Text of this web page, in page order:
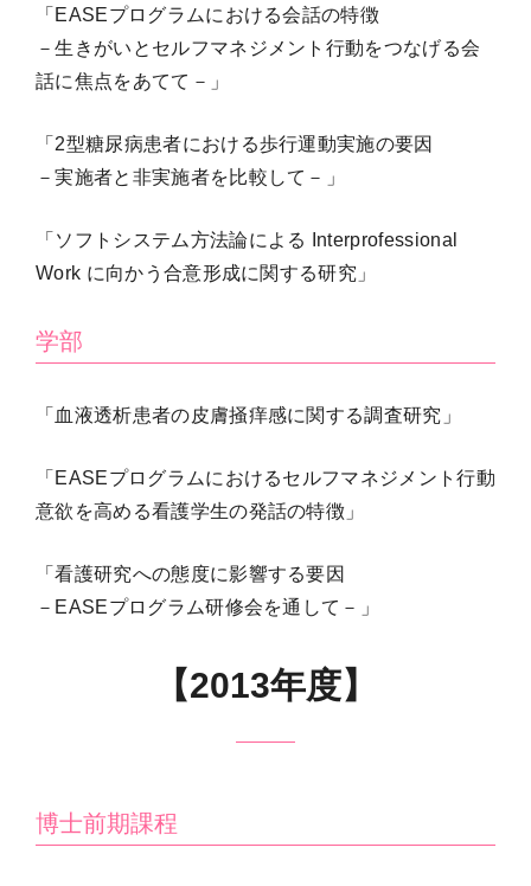
「EASEプログラムにおける会話の特徴
－生きがいとセルフマネジメント行動をつなげる会
話に焦点をあてて－」
「2型糖尿病患者における歩行運動実施の要因
－実施者と非実施者を比較して－」
「ソフトシステム方法論による Interprofessional
Work に向かう合意形成に関する研究」
学部
「血液透析患者の皮膚掻痒感に関する調査研究」
「EASEプログラムにおけるセルフマネジメント行動
意欲を高める看護学生の発話の特徴」
「看護研究への態度に影響する要因
－EASEプログラム研修会を通して－」
【2013年度】
博士前期課程